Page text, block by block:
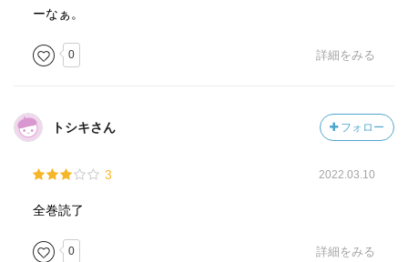
ーなぁ。
0 詳細をみる
トシキさん フォロー
3 2022.03.10
全巻読了
0 詳細をみる